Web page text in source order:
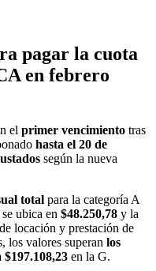
pagar la cuota
en febrero
el primer vencimiento tras
hasta el 20 de
según la nueva
total para la categoría A
ubica en $48.250,78 y la
locación y prestación de
los valores superan los
$197.108,23 en la G.